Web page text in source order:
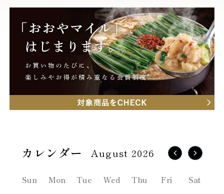
August 2026
Sun Mon Tue Wed Thu Fri Sat